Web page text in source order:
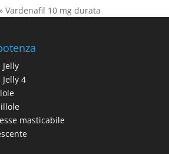
Vardenafil 10 mg durata
4
masticabile